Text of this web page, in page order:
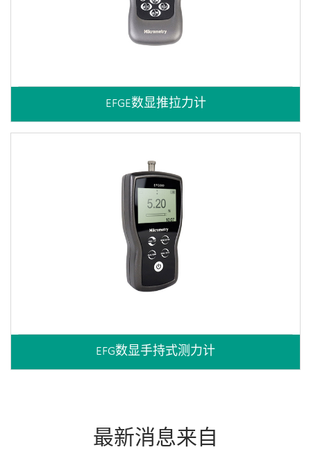
EFGE数显推拉力计
EFG数显手持式测力计
最新消息来自